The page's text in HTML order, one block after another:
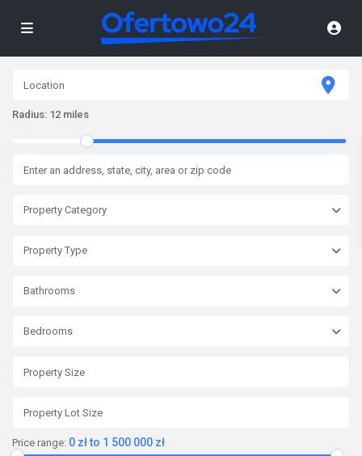
Radius: 12 miles
Property Category
Property Type
Bathrooms
Bedrooms
Price range: 0 zł to 1 500 000 zł